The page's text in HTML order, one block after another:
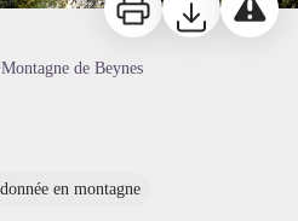
Voir l'image en plein écran
Montagne de Beynes
en montagne